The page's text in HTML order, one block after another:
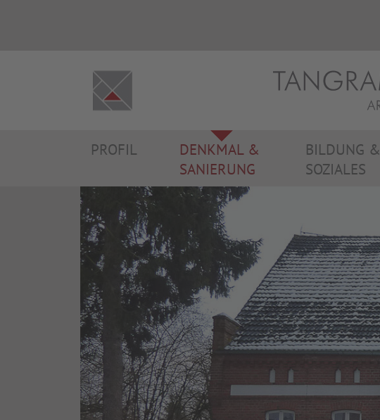
PROFIL
DENKMAL &
SANIERUNG
BILDUNG &
SOZIALES